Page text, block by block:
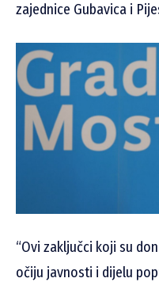
zajednice Gubavica i
“Ovi zaključci koji su
očiju javnosti i dijelu